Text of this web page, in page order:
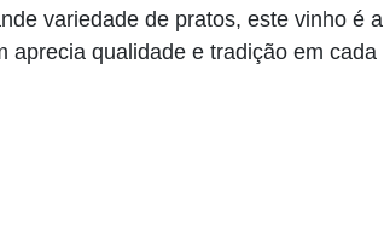
variedade de pratos, este vinho é a
aprecia qualidade e tradição em cada